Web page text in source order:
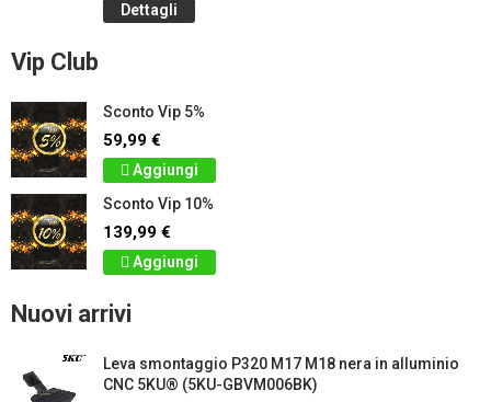
Dettagli
Vip Club
Sconto Vip 5%
59,99 €
Aggiungi
Sconto Vip 10%
139,99 €
Aggiungi
Nuovi arrivi
Leva smontaggio P320 M17 M18 nera in alluminio
CNC 5KU® (5KU-GBVM006BK)